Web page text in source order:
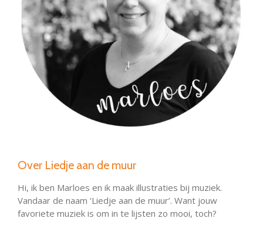
Over Liedje aan de muur
Hi, ik ben Marloes en ik maak illustraties bij muziek.
Vandaar de naam ‘Liedje aan de muur’. Want jouw
favoriete muziek is om in te lijsten zo mooi, toch?